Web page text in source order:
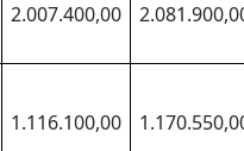
2.007.400,00
1.116.100,00